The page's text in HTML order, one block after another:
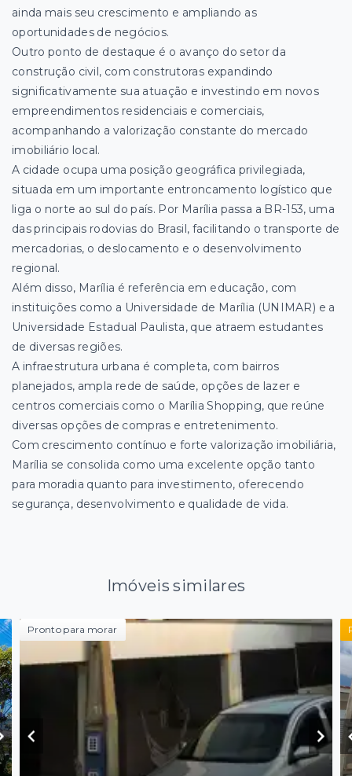
ainda mais seu crescimento e ampliando as
oportunidades de negócios.
Outro ponto de destaque é o avanço do setor da
construção civil, com construtoras expandindo
significativamente sua atuação e investindo em novos
empreendimentos residenciais e comerciais,
acompanhando a valorização constante do mercado
imobiliário local.
A cidade ocupa uma posição geográfica privilegiada,
situada em um importante entroncamento logístico que
liga o norte ao sul do país. Por Marília passa a BR-153, uma
das principais rodovias do Brasil, facilitando o transporte de
mercadorias, o deslocamento e o desenvolvimento
regional.
Além disso, Marília é referência em educação, com
instituições como a Universidade de Marília (UNIMAR) e a
Universidade Estadual Paulista, que atraem estudantes
de diversas regiões.
A infraestrutura urbana é completa, com bairros
planejados, ampla rede de saúde, opções de lazer e
centros comerciais como o Marília Shopping, que reúne
diversas opções de compras e entretenimento.
Com crescimento contínuo e forte valorização imobiliária,
Marília se consolida como uma excelente opção tanto
para moradia quanto para investimento, oferecendo
segurança, desenvolvimento e qualidade de vida.
Imóveis similares
Pronto para morar